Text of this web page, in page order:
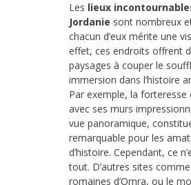
Les lieux
Jordanie sont nombreux
chacun d’eux mérite une
effet, ces endroits offrent
paysages à couper le
immersion dans l’histoire
Par exemple, la forteresse
avec ses murs
vue panoramique,
remarquable pour les
d’histoire. Cependant, ce
tout. D’autres sites
romaines d’Omra, ou le